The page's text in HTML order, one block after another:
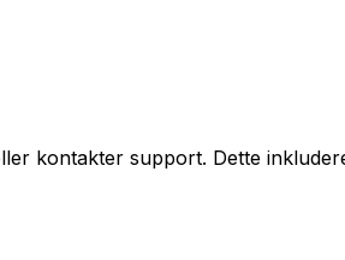
kontakter support. Dette